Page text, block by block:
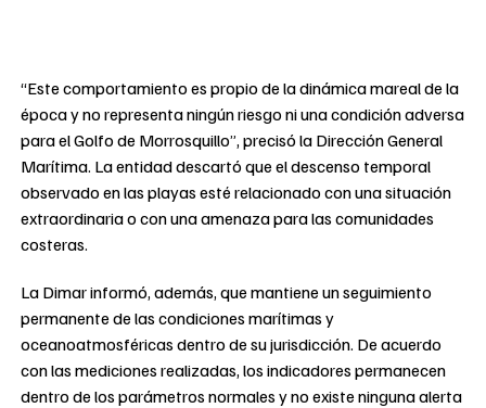
“Este comportamiento es propio de la dinámica mareal de la
época y no representa ningún riesgo ni una condición adversa
para el Golfo de Morrosquillo”, precisó la Dirección General
Marítima. La entidad descartó que el descenso temporal
observado en las playas esté relacionado con una situación
extraordinaria o con una amenaza para las comunidades
costeras.
La Dimar informó, además, que mantiene un seguimiento
permanente de las condiciones marítimas y
oceanoatmosféricas dentro de su jurisdicción. De acuerdo
con las mediciones realizadas, los indicadores permanecen
dentro de los parámetros normales y no existe ninguna alerta